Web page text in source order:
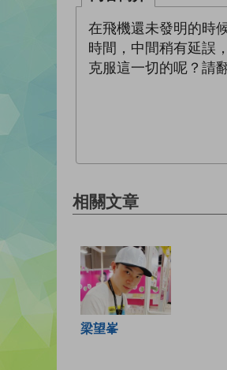
在飛機還未發明的時
時間，中間稍有延誤
克服這一切的呢？請
相關文章
梁望峯